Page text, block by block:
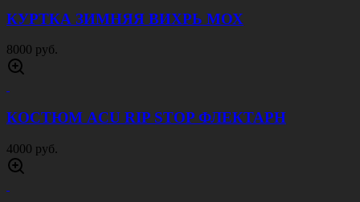
КУРТКА ЗИМНЯЯ ВИХРЬ МОХ
8000 руб.
КОСТЮМ ACU RIP STOP ФЛЕКТАРН
4000 руб.